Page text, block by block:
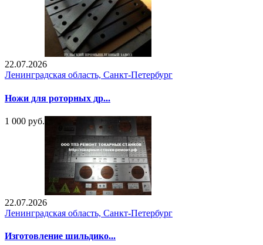
22.07.2026
Ленинградская область, Санкт-Петербург
Ножи для роторных др...
1 000 руб.
22.07.2026
Ленинградская область, Санкт-Петербург
Изготовление шильдико...